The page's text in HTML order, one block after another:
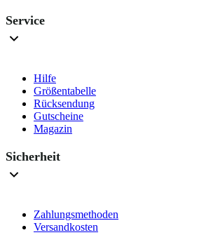
Service
Hilfe
Größentabelle
Rücksendung
Gutscheine
Magazin
Sicherheit
Zahlungsmethoden
Versandkosten